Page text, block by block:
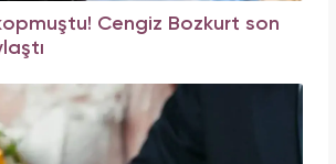
Cengiz Bozkurt son